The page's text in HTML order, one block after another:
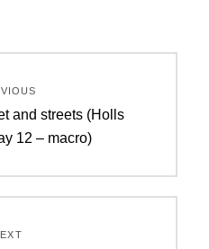
and streets (Holls
12 – macro)